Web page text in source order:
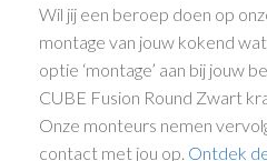
Wil jij een beroep doen op
montage van jouw kokend
optie ‘montage’ aan bij jouw
CUBE Fusion Round Zwart
Onze monteurs nemen
contact met jou op. Ontdek